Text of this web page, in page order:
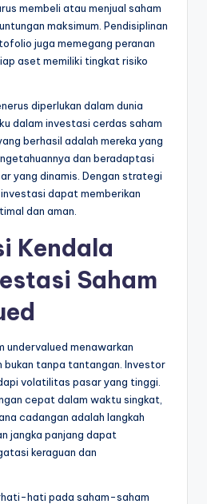
membeli atau menjual saham
maksimum. Pendisiplinan
juga memegang peranan
aset memiliki tingkat risiko
diperlukan dalam dunia
dalam investasi cerdas saham
berhasil adalah mereka yang
dan beradaptasi
yang dinamis. Dengan strategi
dapat memberikan
dan aman.
Kendala
Saham
undervalued menawarkan
bukan tanpa tantangan. Investor
volatilitas pasar yang tinggi.
cepat dalam waktu singkat,
cadangan adalah langkah
jangka panjang dapat
keraguan dan
hati pada saham-saham